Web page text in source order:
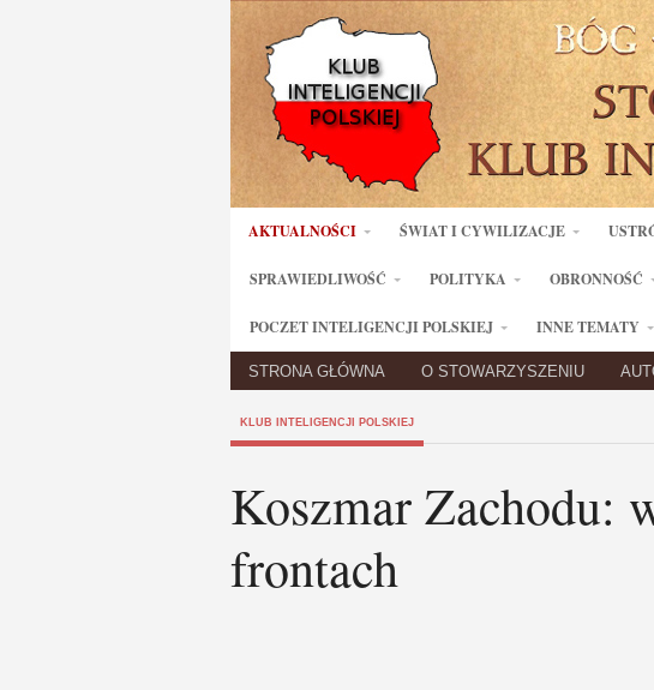
AKTUALNOŚCI ŚWIAT I CYWILIZACJE
SPRAWIEDLIWOŚĆ POLITYKA OBRONNOŚĆ
POCZET INTELIGENCJI POLSKIEJ INNE TEMATY
STRONA GŁÓWNA O STOWARZYSZENIU
KLUB INTELIGENCJI POLSKIEJ
Koszmar Zachodu:
frontach